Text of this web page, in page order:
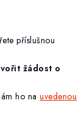
příslušnou
žádost o
ho na uvedenou